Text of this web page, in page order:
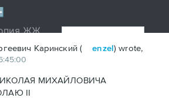
Каринский ( enzel) wrote,
МИХАЙЛОВИЧА
II